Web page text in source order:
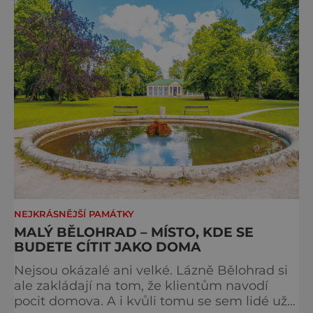
NEJKRÁSNĚJŠÍ PAMÁTKY
MALÝ BĚLOHRAD – MÍSTO, KDE SE
BUDETE CÍTIT JAKO DOMA
Nejsou okázalé ani velké. Lázně Bělohrad si
ale zakládají na tom, že klientům navodí
pocit domova. A i kvůli tomu se sem lidé už